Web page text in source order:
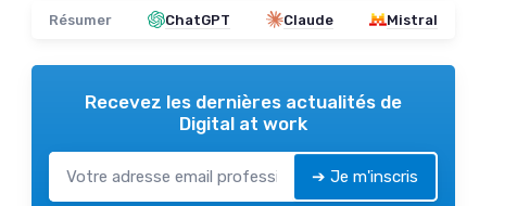
Résumer ChatGPT Claude Mistral
Recevez les dernières actualités de
Digital at work
➔ Je m'inscris